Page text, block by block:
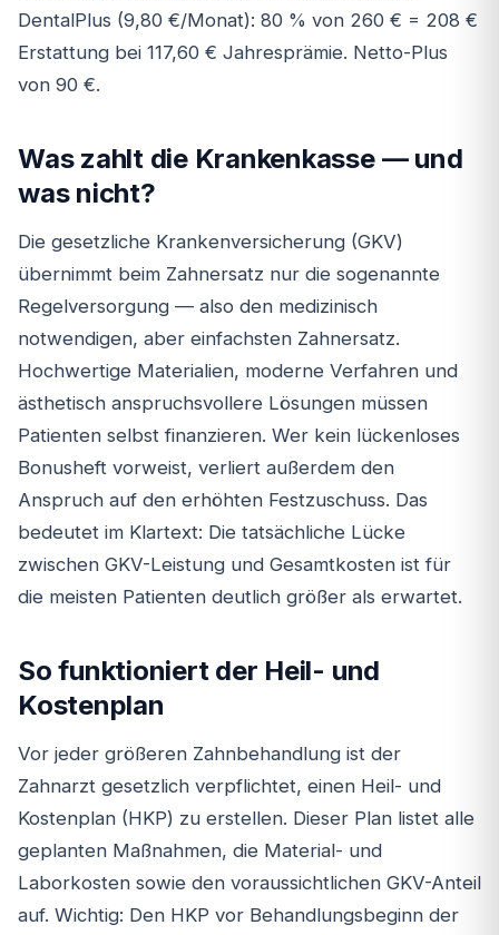
DentalPlus (9,80 €/Monat): 80 % von 260 € = 208 €
Erstattung bei 117,60 € Jahresprämie. Netto-Plus
von 90 €.
Was zahlt die Krankenkasse — und
was nicht?
Die gesetzliche Krankenversicherung (GKV)
übernimmt beim Zahnersatz nur die sogenannte
Regelversorgung — also den medizinisch
notwendigen, aber einfachsten Zahnersatz.
Hochwertige Materialien, moderne Verfahren und
ästhetisch anspruchsvollere Lösungen müssen
Patienten selbst finanzieren. Wer kein lückenloses
Bonusheft vorweist, verliert außerdem den
Anspruch auf den erhöhten Festzuschuss. Das
bedeutet im Klartext: Die tatsächliche Lücke
zwischen GKV-Leistung und Gesamtkosten ist für
die meisten Patienten deutlich größer als erwartet.
So funktioniert der Heil- und
Kostenplan
Vor jeder größeren Zahnbehandlung ist der
Zahnarzt gesetzlich verpflichtet, einen Heil- und
Kostenplan (HKP) zu erstellen. Dieser Plan listet alle
geplanten Maßnahmen, die Material- und
Laborkosten sowie den voraussichtlichen GKV-Anteil
auf. Wichtig: Den HKP vor Behandlungsbeginn der